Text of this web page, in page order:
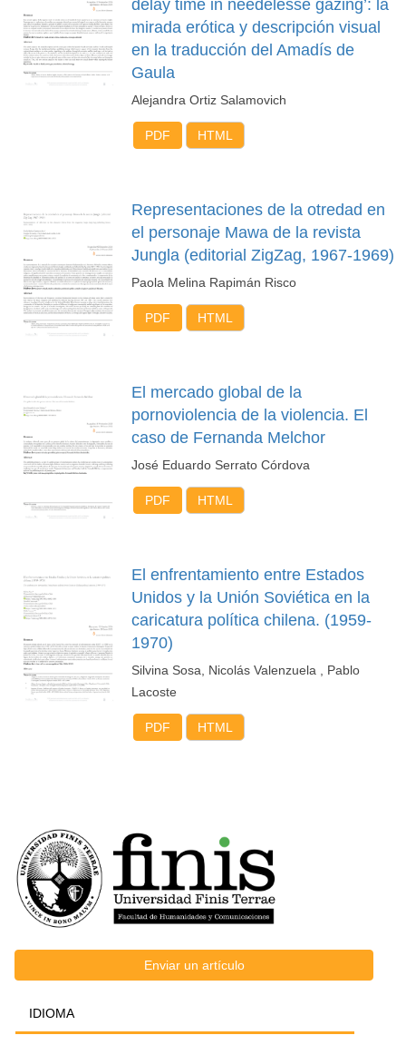
delay time in needelesse gazing’: la
mirada erótica y descripción visual
en la traducción del Amadís de
Gaula
Alejandra Ortiz Salamovich
PDF HTML
Representaciones de la otredad en
el personaje Mawa de la revista
Jungla (editorial ZigZag, 1967-1969)
Paola Melina Rapimán Risco
PDF HTML
El mercado global de la
pornoviolencia de la violencia. El
caso de Fernanda Melchor
José Eduardo Serrato Córdova
PDF HTML
El enfrentamiento entre Estados
Unidos y la Unión Soviética en la
caricatura política chilena. (1959-
1970)
Silvina Sosa, Nicolás Valenzuela , Pablo
Lacoste
PDF HTML
FACULTAD
Enviar
un
Enviar un artículo
IDIOMA
IDIOMA